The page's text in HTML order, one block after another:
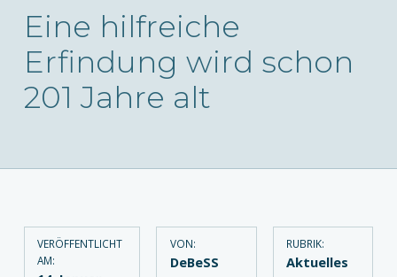
Eine hilfreiche
Erfindung wird schon
201 Jahre alt
VERÖFFENTLICHT
AM:
VON:
DeBeSS
RUBRIK:
Aktuelles